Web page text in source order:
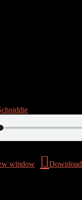
Euch
window Download